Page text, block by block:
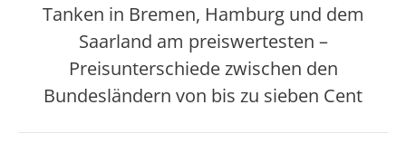
Nächster
Beitrag:
Tanken in Bremen, Hamburg und dem
Saarland am preiswertesten –
Preisunterschiede zwischen den
Bundesländern von bis zu sieben Cent